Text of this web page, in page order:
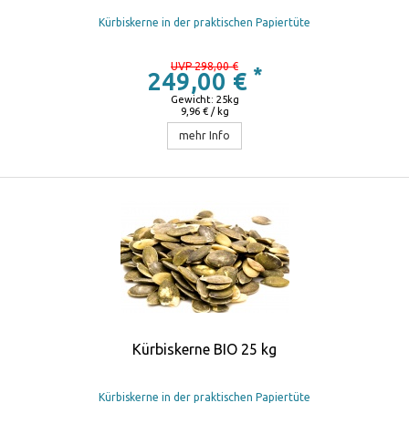
Kürbiskerne in der praktischen Papiertüte
UVP 298,00 €
249,00 € *
9,96 € / kg
Gewicht: 25kg
mehr Info
Kürbiskerne BIO 25 kg
Kürbiskerne in der praktischen Papiertüte